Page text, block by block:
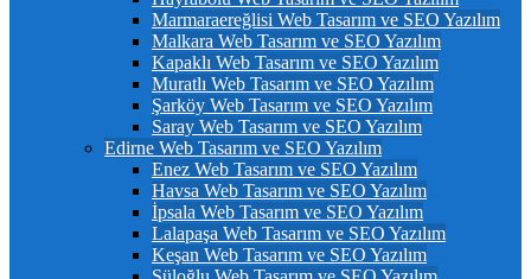
Marmaraereğlisi Web Tasarım ve SEO Yazılım
Malkara Web Tasarım ve SEO Yazılım
Kapaklı Web Tasarım ve SEO Yazılım
Muratlı Web Tasarım ve SEO Yazılım
Şarköy Web Tasarım ve SEO Yazılım
Saray Web Tasarım ve SEO Yazılım
Edirne Web Tasarım ve SEO Yazılım
Enez Web Tasarım ve SEO Yazılım
Havsa Web Tasarım ve SEO Yazılım
İpsala Web Tasarım ve SEO Yazılım
Lalapaşa Web Tasarım ve SEO Yazılım
Keşan Web Tasarım ve SEO Yazılım